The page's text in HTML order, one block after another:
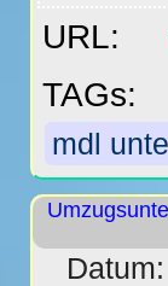
URL:
TAGs:
mdl